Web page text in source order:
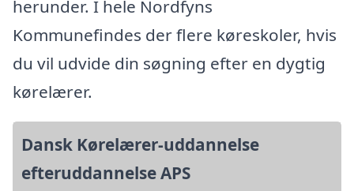
herunder. I hele Nordfyns
Kommunefindes der flere køreskoler, hvis
du vil udvide din søgning efter en dygtig
kørelærer.
Dansk Kørelærer-uddannelse
efteruddannelse APS